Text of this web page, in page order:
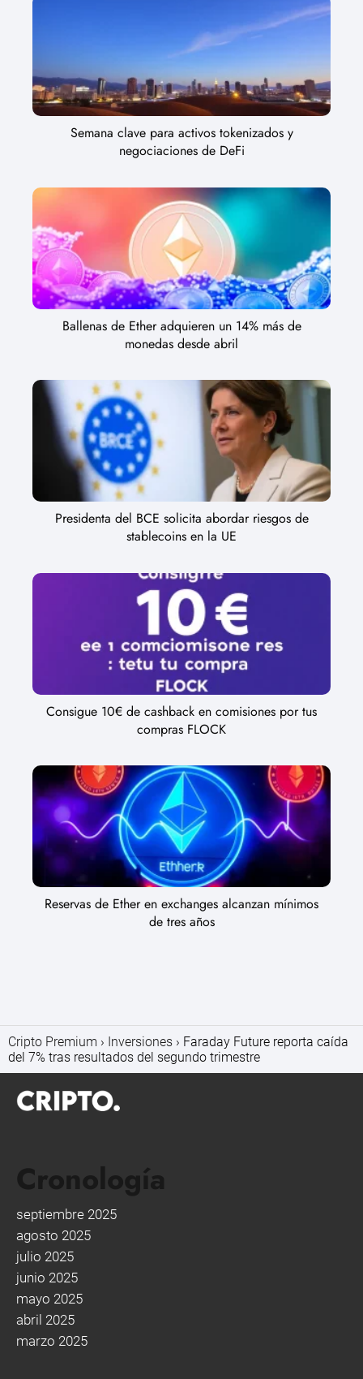
Semana clave para activos tokenizados y
negociaciones de DeFi
Ballenas de Ether adquieren un 14% más de
monedas desde abril
Presidenta del BCE solicita abordar riesgos de
stablecoins en la UE
Consigue 10€ de cashback en comisiones por tus
compras FLOCK
Reservas de Ether en exchanges alcanzan mínimos
de tres años
Cripto Premium Inversiones
Faraday Future reporta caída
del 7% tras resultados del segundo trimestre
Cronología
septiembre 2025
agosto 2025
julio 2025
junio 2025
mayo 2025
abril 2025
marzo 2025